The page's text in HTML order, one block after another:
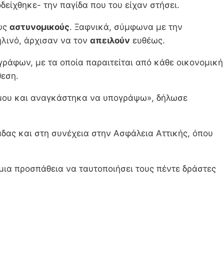
την παγίδα που του είχαν στήσει.
αστυνομικούς. Ξαφνικά, σύμφωνα με την
άρχισαν να τον απειλούν ευθέως.
με τα οποία παραιτείται από κάθε οικονομική
και αναγκάστηκα να υπογράψω», δήλωσε
και στη συνέχεια στην Ασφάλεια Αττικής, όπου
προσπάθεια να ταυτοποιήσει τους πέντε δράστες